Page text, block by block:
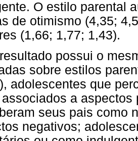
O estilo parental
de otimismo (4,35;
(1,66; 1,77; 1,43).
possui o
sobre estilos
adolescentes que
a
seus pais como
negativos;